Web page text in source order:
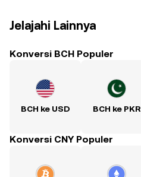
Jelajahi Lainnya
Konversi BCH Populer
BCH ke USD BCH ke PKR
Konversi CNY Populer